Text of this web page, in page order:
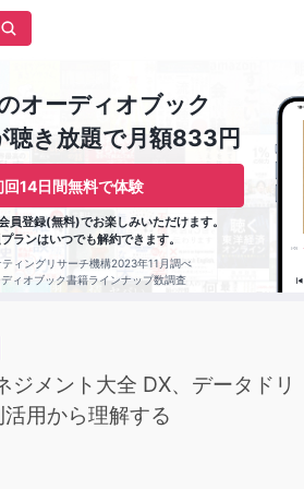
オーディオブック
聴き放題で月額833円
回14日間無料で体験
登録(無料)でお楽しみいただけます。
ランはいつでも解約できます。
ィングリサーチ機構2023年11月調べ
ィオブック書籍ラインナップ数調査
ジメント大全 DX、データドリ
用から理解する